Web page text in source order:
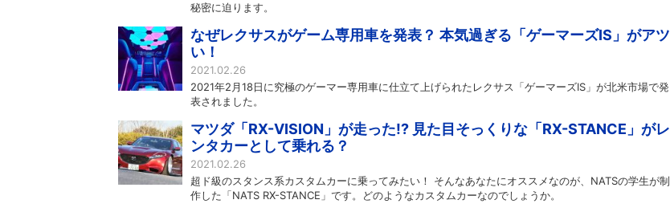
秘密に迫ります。
なぜレクサスがゲーム専用車を発表？ 本気過ぎる「ゲーマーズIS」がアツ
い！
2021.02.26
2021年2月18日に究極のゲーマー専用車に仕立て上げられたレクサス「ゲーマーズIS」が北米市場で発
表されました。
マツダ「RX-VISION」が走った!? 見た目そっくりな「RX-STANCE」がレ
ンタカーとして乗れる？
2021.02.26
超ド級のスタンス系カスタムカーに乗ってみたい！ そんなあなたにオススメなのが、NATSの学生が制
作した「NATS RX-STANCE」です。どのようなカスタムカーなのでしょうか。